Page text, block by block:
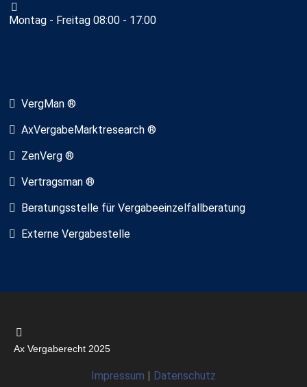
Montag - Freitag 08:00 - 17:00
VergMan ®
AxVergabeMarktresearch ®
ZenVerg ®
Vertragsman ®
Beratungsstelle für Vergabeeinzelfallberatung
Externe Vergabestelle
Ax Vergaberecht 2025
Impressum Datenschutz